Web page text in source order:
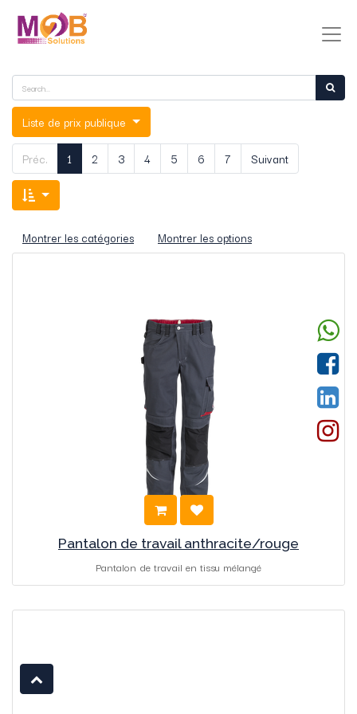
Liste de prix publique
Préc. 1 2 3 4 5 6 7 Suivant
Montrer les catégories Montrer les options
Pantalon de travail anthracite/rouge
Pantalon de travail en tissu mélangé